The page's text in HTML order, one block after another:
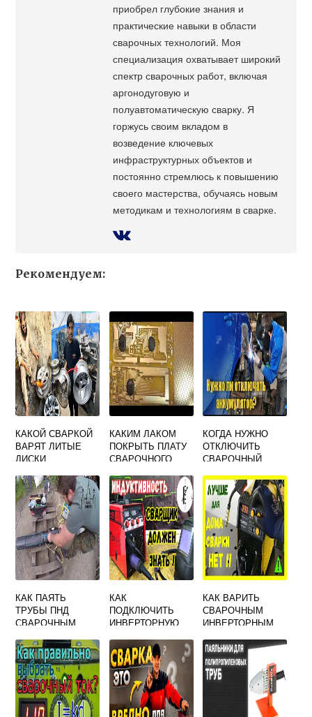
приобрел глубокие знания и
практические навыки в области
сварочных технологий. Моя
специализация охватывает широкий
спектр сварочных работ, включая
аргонодуговую и
полуавтоматическую сварку. Я
горжусь своим вкладом в
возведение ключевых
инфраструктурных объектов и
постоянно стремлюсь к повышению
своего мастерства, обучаясь новым
методикам и технологиям в сварке.
Рекомендуем:
КАКОЙ СВАРКОЙ
ВАРЯТ ЛИТЫЕ
ДИСКИ
КАКИМ ЛАКОМ
ПОКРЫТЬ ПЛАТУ
СВАРОЧНОГО
КОГДА НУЖНО
ОТКЛЮЧИТЬ
СВАРОЧНЫЙ
КАК ПАЯТЬ
ТРУБЫ ПНД
СВАРОЧНЫМ
КАК
ПОДКЛЮЧИТЬ
ИНВЕРТОРНУЮ
ПОЛУАВТОМАТУ
КАК ВАРИТЬ
СВАРОЧНЫМ
ИНВЕРТОРНЫМ